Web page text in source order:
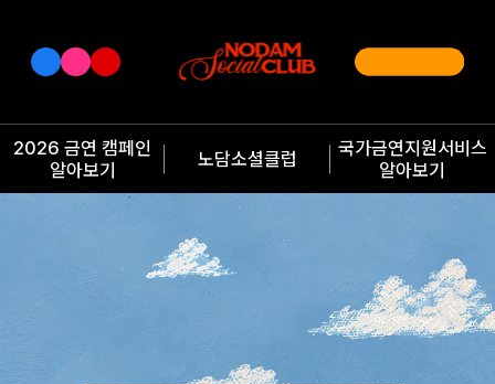
2026 금연 캠페인
알아보기
노담소셜클럽
국가금연지원서비스
알아보기